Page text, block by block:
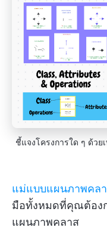
ชี้แจงโครงการใด ๆ ด้วย
แม่แบบแผนภาพคล
มือทั้งหมดที่คุณต้อง
แผนภาพคลาส